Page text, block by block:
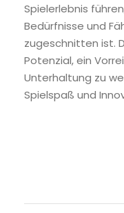
Spielerlebnis
Bedürfnisse und
zugeschnitten ist.
Potenzial, ein
Unterhaltung zu
Spielspaß und